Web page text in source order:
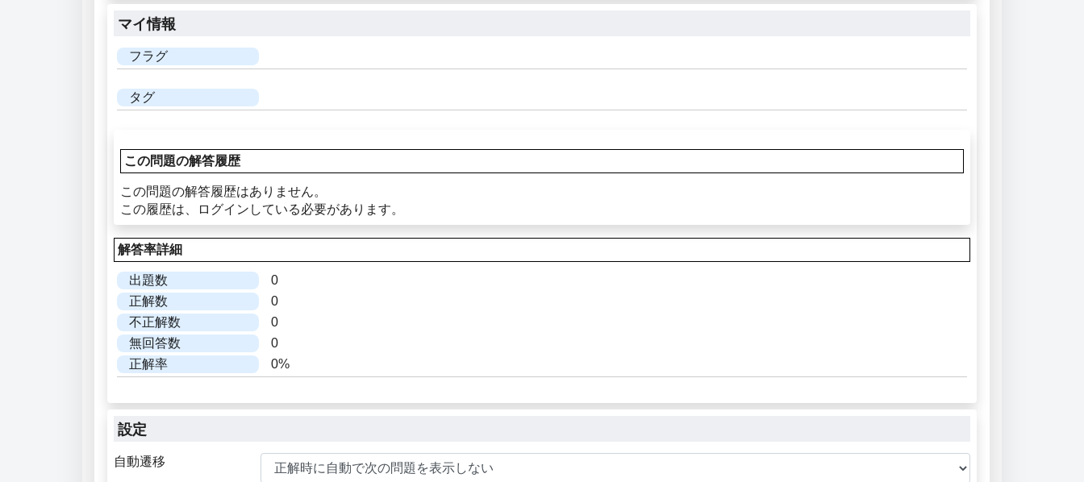
マイ情報
フラグ
タグ
この問題の解答履歴
この問題の解答履歴はありません。
この履歴は、ログインしている必要があります。
解答率詳細
出題数
0
正解数
0
不正解数
0
無回答数
0
正解率
0%
設定
自動遷移